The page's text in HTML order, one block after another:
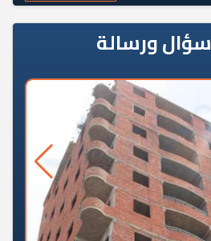
سؤال ورسالة